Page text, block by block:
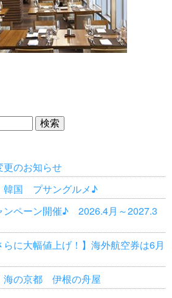
更のお知らせ
韓国 プサングルメ♪
ンペーン開催♪ 2026.4月～2027.3
らに大幅値上げ！】海外航空券は6月
海の京都 伊根の舟屋